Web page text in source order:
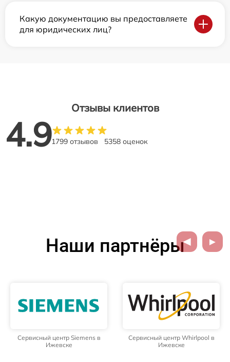
Какую документацию вы предоставляете
для юридических лиц?
Отзывы клиентов
4.91799 отзывов 5358 оценок
Наши партнёры
Сервисный центр Siemens в
Ижевске
Сервисный центр Whirlpool в
Ижевске